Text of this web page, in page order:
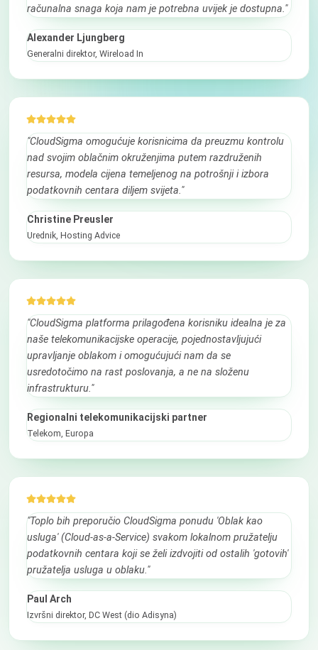
računalna snaga koja nam je potrebna uvijek je dostupna."
Alexander Ljungberg
Generalni direktor, Wireload In
"CloudSigma omogućuje korisnicima da preuzmu kontrolu
nad svojim oblačnim okruženjima putem razdruženih
resursa, modela cijena temeljenog na potrošnji i izbora
podatkovnih centara diljem svijeta."
Christine Preusler
Urednik, Hosting Advice
"CloudSigma platforma prilagođena korisniku idealna je za
naše telekomunikacijske operacije, pojednostavljujući
upravljanje oblakom i omogućujući nam da se
usredotočimo na rast poslovanja, a ne na složenu
infrastrukturu."
Regionalni telekomunikacijski partner
Telekom, Europa
"Toplo bih preporučio CloudSigma ponudu 'Oblak kao
usluga' (Cloud-as-a-Service) svakom lokalnom pružatelju
podatkovnih centara koji se želi izdvojiti od ostalih 'gotovih'
pružatelja usluga u oblaku."
Paul Arch
Izvršni direktor, DC West (dio Adisyna)